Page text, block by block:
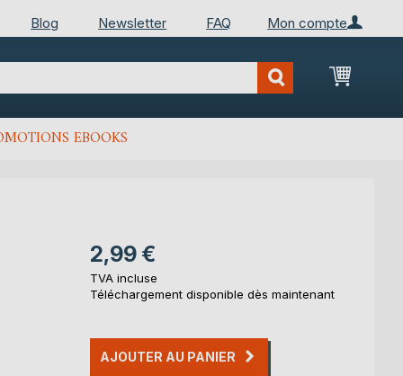
Mon compte
Blog Newsletter FAQ
Mon
EBOOKS
2,99 €
TVA incluse
Téléchargement disponible dès maintenant
AJOUTER AU PANIER